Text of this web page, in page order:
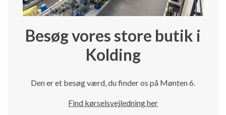
Besøg vores store butik i
Kolding
Den er et besøg værd, du finder os på Mønten 6.
Find kørselsvejledning her